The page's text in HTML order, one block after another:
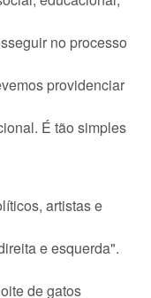
no processo
providenciar
É tão simples
artistas e
e esquerda".
de gatos